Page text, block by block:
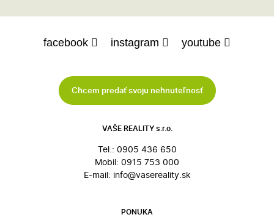
facebook instagram youtube
Chcem predať svoju nehnuteľnosť
VAŠE REALITY s.r.o.
Tel.: 0905 436 650
Mobil: 0915 753 000
E-mail: info@vasereality.sk
PONUKA